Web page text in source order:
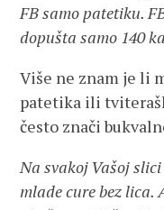
FB samo patetiku.
dopušta samo 140
Više ne znam je li
patetika ili
često znači
Na svakoj Vašoj
mlade cure bez lica.